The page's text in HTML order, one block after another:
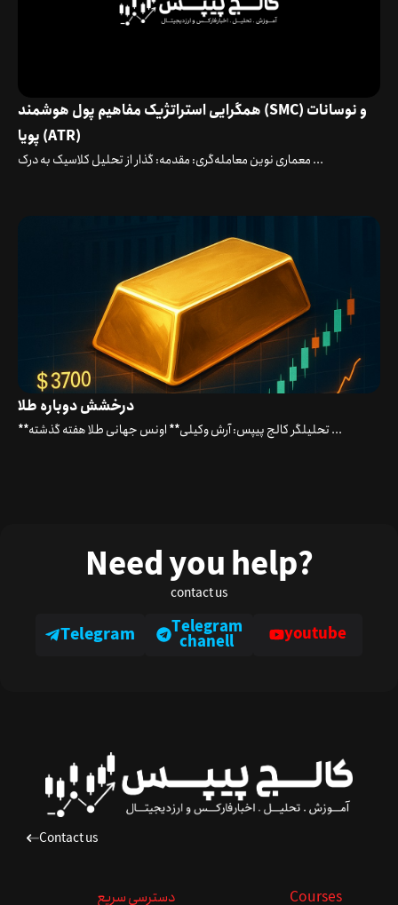
همگرایی استراتژیک مفاهیم پول هوشمند (SMC) و نوسانات
پویا (ATR)
معماری نوین معامله‌گری: مقدمه: گذار از تحلیل کلاسیک به درک ...
درخشش دوباره طلا
**تحلیلگر کالج پیپس: آرش وکیلی** اونس جهانی طلا هفته گذشته ...
Need you help?
contact us
Telegram Telegram
chanell youtube
Contact us
دسترسی سریع Courses